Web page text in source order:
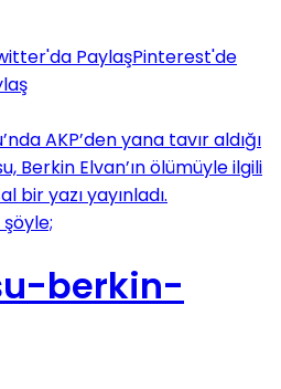
PaylaşPinterest'de
AKP’den yana tavır aldığı
Berkin Elvan’ın ölümüyle ilgili
bir yazı yayınladı.
şöyle;